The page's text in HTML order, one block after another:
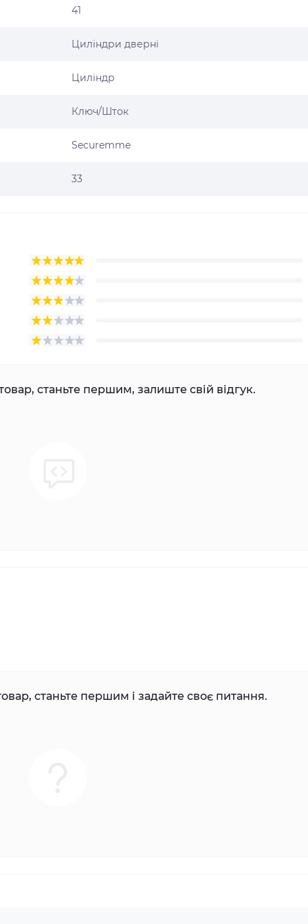
41
Циліндри дверні
Циліндр
Ключ/Шток
Securemme
33
станьте першим, залиште свій відгук.
станьте першим і задайте своє питання.